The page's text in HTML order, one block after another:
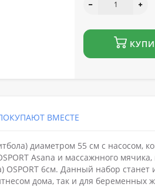
ВМЕСТЕ
диаметром 55 см с насосом,
Asana и массажнного
6см. Данный набор станет
дома, так и для беременных